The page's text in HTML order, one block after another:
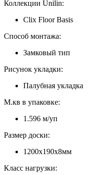
Коллекции Unilin:
Clix Floor Basis
Способ монтажа:
Замковый тип
Рисунок укладки:
Палубная укладка
М.кв в упаковке:
1.596 м/уп
Размер доски:
1200х190х8мм
Класс нагрузки: